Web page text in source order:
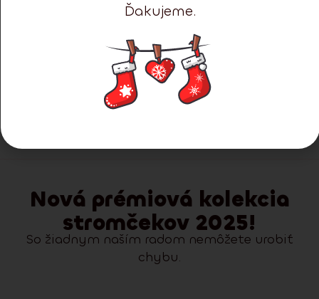
Jedľa Kangri 210 cm
238.83
Vypredané
Nová prémiová kolekcia
stromčekov 2025!
So žiadnym naším radom nemôžete urobiť
chybu.
Ďakujeme.